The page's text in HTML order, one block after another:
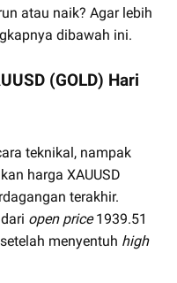
atau naik? Agar lebih
dibawah ini.
(GOLD) Hari
teknikal, nampak
harga XAUUSD
terakhir.
open price1939.51
menyentuh high